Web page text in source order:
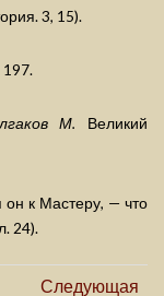
3, 15).
197.
М. Великий
он к Мастеру, — что
24).
Следующая